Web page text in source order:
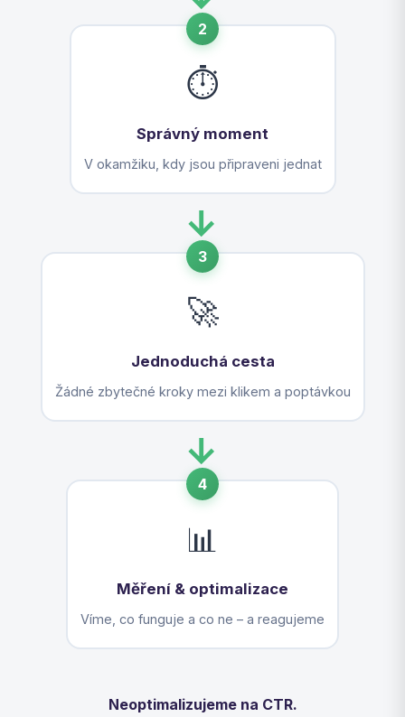
2
⏱️
Správný moment
V okamžiku, kdy jsou připraveni jednat
→
3
🚀
Jednoduchá cesta
Žádné zbytečné kroky mezi klikem a poptávkou
→
4
📊
Měření & optimalizace
Víme, co funguje a co ne – a reagujeme
Neoptimalizujeme na CTR.